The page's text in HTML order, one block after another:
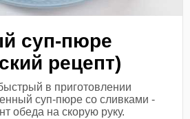
суп-пюре
рецепт)
в приготовлении
суп-пюре со сливками -
обеда на скорую руку.